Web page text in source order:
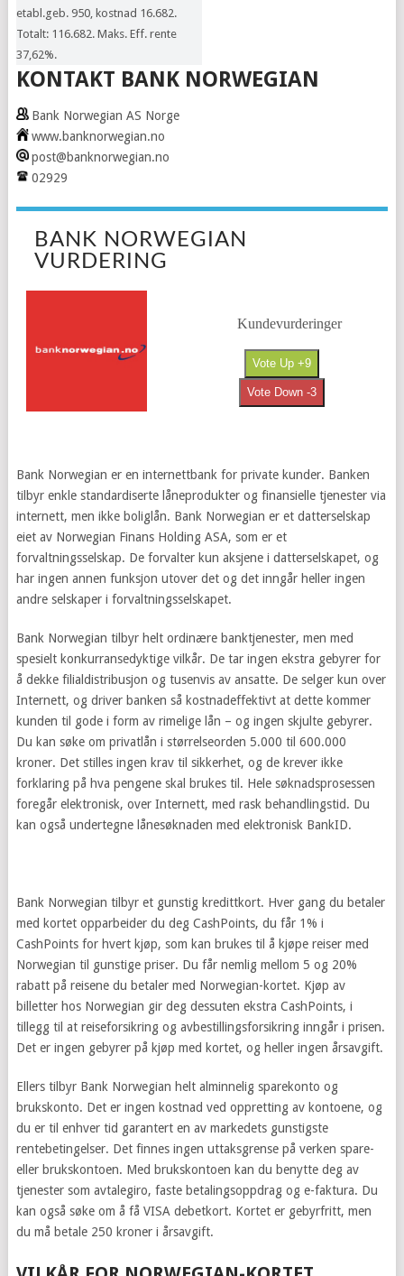
etabl.geb. 950, kostnad 16.682.
Totalt: 116.682. Maks. Eff. rente
37,62%.
KONTAKT BANK NORWEGIAN
Bank Norwegian AS Norge
www.banknorwegian.no
post@banknorwegian.no
02929
BANK NORWEGIAN
VURDERING
Kundevurderinger
Vote Up +9
Vote Down -3
Bank Norwegian er en internettbank for private kunder. Banken
tilbyr enkle standardiserte låneprodukter og finansielle tjenester via
internett, men ikke boliglån. Bank Norwegian er et datterselskap
eiet av Norwegian Finans Holding ASA, som er et
forvaltningsselskap. De forvalter kun aksjene i datterselskapet, og
har ingen annen funksjon utover det og det inngår heller ingen
andre selskaper i forvaltningsselskapet.
Bank Norwegian tilbyr helt ordinære banktjenester, men med
spesielt konkurransedyktige vilkår. De tar ingen ekstra gebyrer for
å dekke filialdistribusjon og tusenvis av ansatte. De selger kun over
Internett, og driver banken så kostnadeffektivt at dette kommer
kunden til gode i form av rimelige lån – og ingen skjulte gebyrer.
Du kan søke om privatlån i størrelseorden 5.000 til 600.000
kroner. Det stilles ingen krav til sikkerhet, og de krever ikke
forklaring på hva pengene skal brukes til. Hele søknadsprosessen
foregår elektronisk, over Internett, med rask behandlingstid. Du
kan også undertegne lånesøknaden med elektronisk BankID.
Bank Norwegian tilbyr et gunstig kredittkort. Hver gang du betaler
med kortet opparbeider du deg CashPoints, du får 1% i
CashPoints for hvert kjøp, som kan brukes til å kjøpe reiser med
Norwegian til gunstige priser. Du får nemlig mellom 5 og 20%
rabatt på reisene du betaler med Norwegian-kortet. Kjøp av
billetter hos Norwegian gir deg dessuten ekstra CashPoints, i
tillegg til at reiseforsikring og avbestillingsforsikring inngår i prisen.
Det er ingen gebyrer på kjøp med kortet, og heller ingen årsavgift.
Ellers tilbyr Bank Norwegian helt alminnelig sparekonto og
brukskonto. Det er ingen kostnad ved oppretting av kontoene, og
du er til enhver tid garantert en av markedets gunstigste
rentebetingelser. Det finnes ingen uttaksgrense på verken spare-
eller brukskontoen. Med brukskontoen kan du benytte deg av
tjenester som avtalegiro, faste betalingsoppdrag og e-faktura. Du
kan også søke om å få VISA debetkort. Kortet er gebyrfritt, men
du må betale 250 kroner i årsavgift.